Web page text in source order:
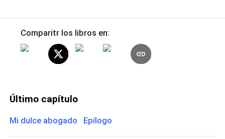
Comparitr los libros en:
Último capítulo
Mi dulce abogado Epílogo